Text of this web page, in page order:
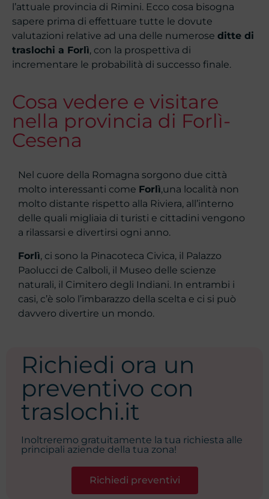
l’attuale provincia di Rimini. Ecco cosa bisogna
sapere prima di effettuare tutte le dovute
valutazioni relative ad una delle numerose ditte di
traslochi a Forlì, con la prospettiva di
incrementare le probabilità di successo finale.
Cosa vedere e visitare
nella provincia di Forlì-
Cesena
Nel cuore della Romagna sorgono due città
molto interessanti come Forlì,una località non
molto distante rispetto alla Riviera, all’interno
delle quali migliaia di turisti e cittadini vengono
a rilassarsi e divertirsi ogni anno.
Forlì, ci sono la Pinacoteca Civica, il Palazzo
Paolucci de Calboli, il Museo delle scienze
naturali, il Cimitero degli Indiani. In entrambi i
casi, c’è solo l’imbarazzo della scelta e ci si può
davvero divertire un mondo.
Richiedi ora un
preventivo con
traslochi.it
Inoltreremo gratuitamente la tua richiesta alle
principali aziende della tua zona!
Richiedi preventivi